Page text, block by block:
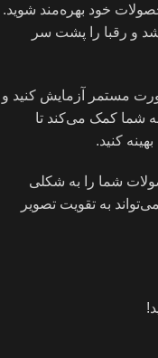
خود بهره‌مند شوید.
و رقبا را پشت سر
مستمر آزمایش کنید و
به شما کمک می‌کند تا
کنید.
شما را به شکلی
به تقویت تصویر